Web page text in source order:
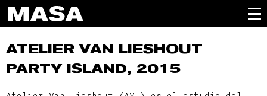
ATELIER VAN LIESHOUT
PARTY ISLAND, 2015